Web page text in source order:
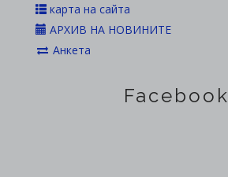
карта на сайта
АРХИВ НА НОВИНИТЕ
Анкета
Facebook